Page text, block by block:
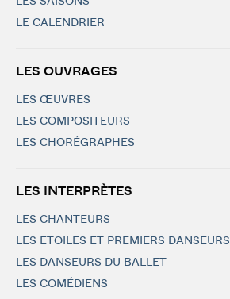
LE CALENDRIER
LES OUVRAGES
LES ŒUVRES
LES COMPOSITEURS
LES CHORÉGRAPHES
LES INTERPRÈTES
LES CHANTEURS
LES ETOILES ET PREMIERS DANSEURS
LES DANSEURS DU BALLET
LES COMÉDIENS